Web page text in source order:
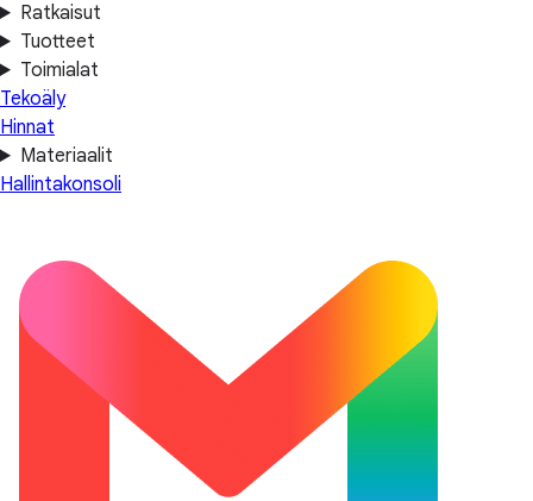
Ratkaisut
Tuotteet
Toimialat
Tekoäly
Hinnat
Materiaalit
Hallintakonsoli